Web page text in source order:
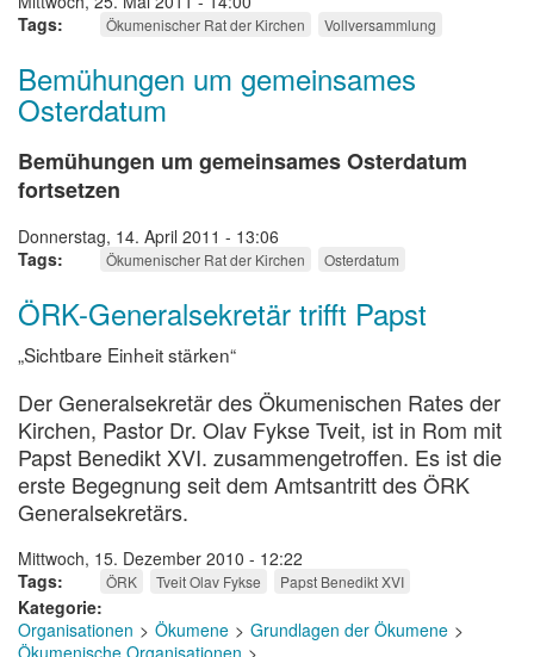
Tags
Ökumenischer Rat der Kirchen Vollversammlung
Bemühungen um gemeinsames
Osterdatum
Bemühungen um gemeinsames Osterdatum
fortsetzen
Donnerstag, 14. April 2011 - 13:06
Tags
Ökumenischer Rat der Kirchen Osterdatum
ÖRK-Generalsekretär trifft Papst
„Sichtbare Einheit stärken“
Der Generalsekretär des Ökumenischen Rates der
Kirchen, Pastor Dr. Olav Fykse Tveit, ist in Rom mit
Papst Benedikt XVI. zusammengetroffen. Es ist die
erste Begegnung seit dem Amtsantritt des ÖRK
Generalsekretärs.
Mittwoch, 15. Dezember 2010 - 12:22
Tags
ÖRK Tveit Olav Fykse Papst Benedikt XVI
Kategorie
Organisationen
Ökumene
Grundlagen der Ökumene